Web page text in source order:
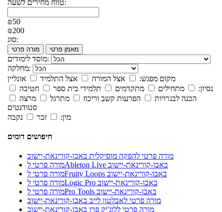
טווח מחירים לשעה:
₪50
₪200
סוג:
מורה פרטי מאמן פרטי
מוסד לימודים:
מחלקה:
מקום מפגש:
אצל המורה אצל התלמיד
אונליין
נסיון:
מתחילים מתקדמים תלמידי בית ספר
חטיבה
הכנה לבגרויות
הפרעות קשב וריכוז מתרגל
מרצה
סטודנטים
מין:
זכר נקבה
חיפושים דומים
מורה פרטי להפקה מוסיקלית באבו-קורינאת-יישוב
מורה פרטי לAbleton Live באבו-קורינאת-יישוב
מורה פרטי לFruity Loops באבו-קורינאת-יישוב
מורה פרטי לLogic Pro באבו-קורינאת-יישוב
מורה פרטי לPro Tools באבו-קורינאת-יישוב
מורה פרטי לאבלטון לייב באבו-קורינאת-יישוב
מורה פרטי ללוג'יק פרו באבו-קורינאת-יישוב